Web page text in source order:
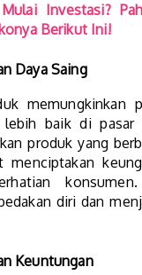
Investasi?
Berikut Ini!
Daya Saing
memungkinkan
lebih baik di
produk yang
menciptakan
diri dan
Keuntungan